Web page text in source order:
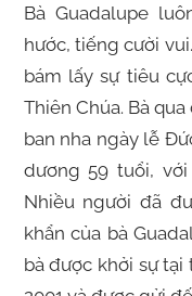
Bà Guadalupe
hước, tiếng cười
bám lấy sự tiêu
Thiên Chúa. Bà
ban nha ngày lễ
dương 59 tuổi,
Nhiều người đã
khẩn của bà
bà được khởi sự